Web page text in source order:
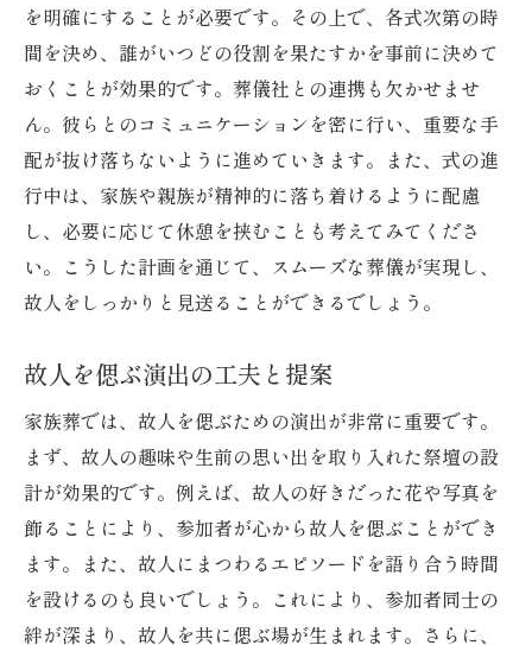
を明確にすることが必要です。その上で、各式次第の時
間を決め、誰がいつどの役割を果たすかを事前に決めて
おくことが効果的です。葬儀社との連携も欠かせませ
ん。彼らとのコミュニケーションを密に行い、重要な手
配が抜け落ちないように進めていきます。また、式の進
行中は、家族や親族が精神的に落ち着けるように配慮
し、必要に応じて休憩を挟むことも考えてみてくださ
い。こうした計画を通じて、スムーズな葬儀が実現し、
故人をしっかりと見送ることができるでしょう。
故人を偲ぶ演出の工夫と提案
家族葬では、故人を偲ぶための演出が非常に重要です。
まず、故人の趣味や生前の思い出を取り入れた祭壇の設
計が効果的です。例えば、故人の好きだった花や写真を
飾ることにより、参加者が心から故人を偲ぶことができ
ます。また、故人にまつわるエピソードを語り合う時間
を設けるのも良いでしょう。これにより、参加者同士の
絆が深まり、故人を共に偲ぶ場が生まれます。さらに、